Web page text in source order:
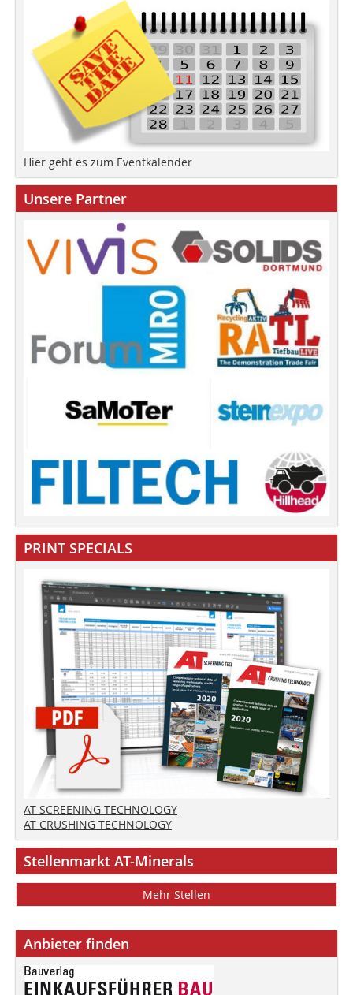
Hier geht es zum Eventkalender
Unsere Partner
PRINT SPECIALS
AT SCREENING TECHNOLOGY
AT CRUSHING TECHNOLOGY
Stellenmarkt AT-Minerals
Mehr Stellen
Anbieter finden